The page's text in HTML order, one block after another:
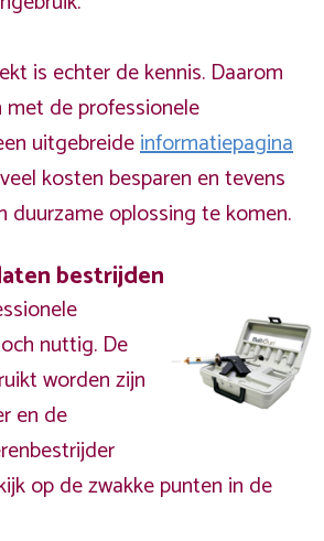
is echter de kennis. Daarom
met de professionele
uitgebreideinformatiepagina
kosten besparen en tevens
duurzame oplossing te komen.
bestrijden
nuttig. De
worden zijn
en de
op de zwakke punten in de